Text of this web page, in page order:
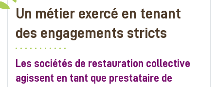
Un métier exercé en tenant
des engagements stricts
Les sociétés de restauration collective
agissent en tant que prestataire de